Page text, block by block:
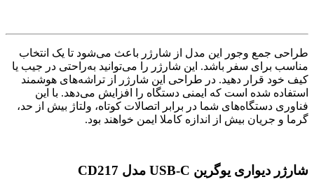
طراحی جمع وجور این مدل از شارژر باعث می‌شود تا یک انتخاب
مناسب برای سفر باشد. این شارژر را می‌توانید به‌راحتی در جیب یا
کیف خود قرار دهید. در طراحی این شارژر از تراشه‌های هوشمند
استفاده شده است که ایمنی دستگاه را افزایش می‌دهد. با این
فناوری دستگاه‌های شما در برابر اتصالات کوتاه، ولتاژ بیش از حد،
گرما و جریان بیش از اندازه کاملا ایمن خواهند بود.
شارژر دیواری یوگرین مدل CD217